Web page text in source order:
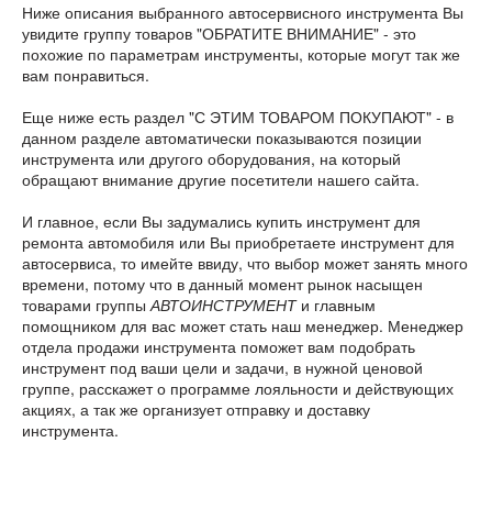
Ниже описания выбранного автосервисного инструмента Вы
увидите группу товаров "ОБРАТИТЕ ВНИМАНИЕ" - это
похожие по параметрам инструменты, которые могут так же
вам понравиться.
Еще ниже есть раздел "С ЭТИМ ТОВАРОМ ПОКУПАЮТ" - в
данном разделе автоматически показываются позиции
инструмента или другого оборудования, на который
обращают внимание другие посетители нашего сайта.
И главное, если Вы задумались купить инструмент для
ремонта автомобиля или Вы приобретаете инструмент для
автосервиса, то имейте ввиду, что выбор может занять много
времени, потому что в данный момент рынок насыщен
товарами группыАВТОИНСТРУМЕНТи главным
помощником для вас может стать наш менеджер. Менеджер
отдела продажи инструмента поможет вам подобрать
инструмент под ваши цели и задачи, в нужной ценовой
группе, расскажет о программе лояльности и действующих
акциях, а так же организует отправку и доставку
инструмента.